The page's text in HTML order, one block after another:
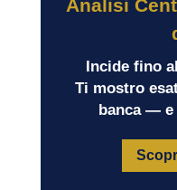
Analisi
Incide fino
Ti mostro
banca —